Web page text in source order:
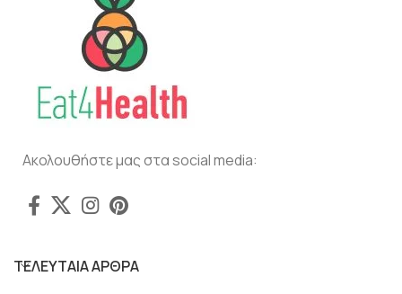
Ακολουθήστε μας στα social media:
ΤΕΛΕΥΤΑΙΑ ΑΡΘΡΑ